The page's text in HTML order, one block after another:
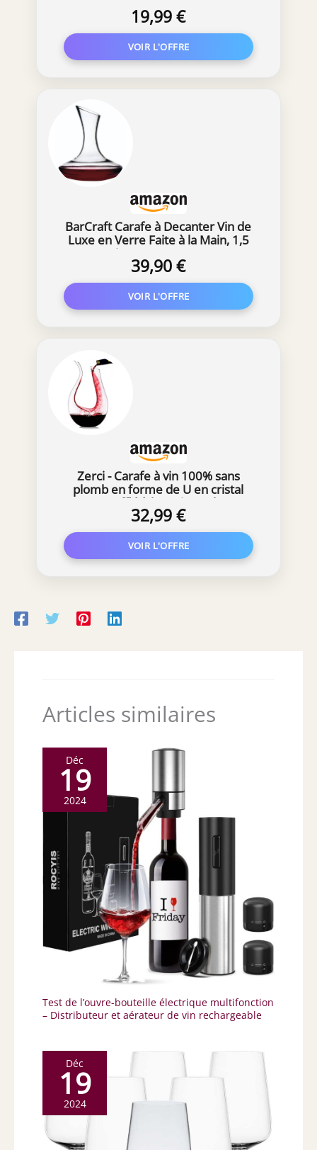
19,99 €
BarCraft Carafe à Decanter Vin de
Luxe en Verre Faite à la Main, 1,5
Litre, Transparent
39,90 €
Zerci - Carafe à vin 100% sans
plomb en forme de U en cristal
soufflé à la main 1,5 l
32,99 €
Articles similaires
Déc
19
2024
Test de l’ouvre-bouteille électrique multifonction
– Distributeur et aérateur de vin rechargeable
Déc
19
2024